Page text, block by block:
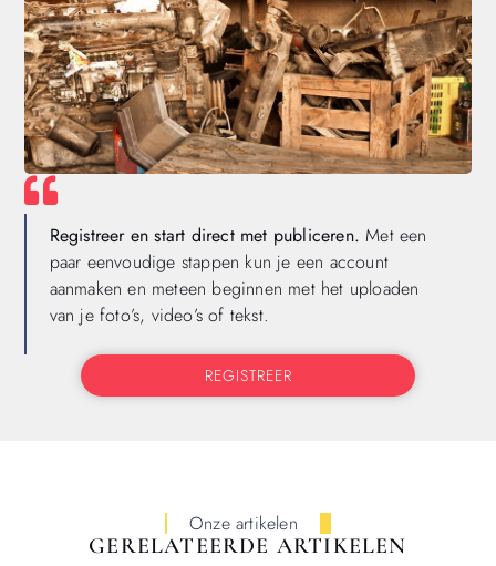
Registreer en start direct met publiceren. Met een
paar eenvoudige stappen kun je een account
aanmaken en meteen beginnen met het uploaden
van je foto’s, video’s of tekst.
REGISTREER
Onze artikelen
GERELATEERDE ARTIKELEN